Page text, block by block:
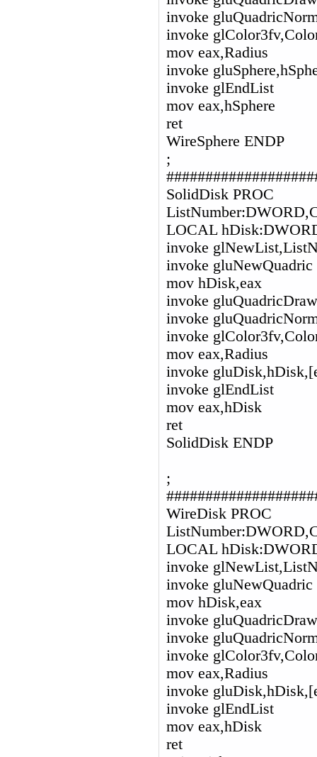
invoke
invoke
mov eax,Radius
invoke
invoke glEndList
mov eax,hSphere
ret
WireSphere ENDP
;
SolidDisk PROC
LOCAL
invoke
invoke gluNewQuadric
mov hDisk,eax
invoke
invoke
invoke
mov eax,Radius
invoke
invoke glEndList
mov eax,hDisk
ret
SolidDisk ENDP
;
WireDisk PROC
LOCAL
invoke
invoke gluNewQuadric
mov hDisk,eax
invoke
invoke
invoke
mov eax,Radius
invoke
invoke glEndList
mov eax,hDisk
ret